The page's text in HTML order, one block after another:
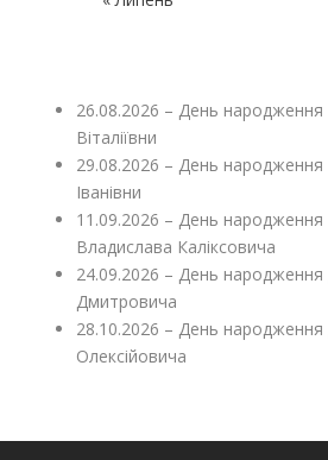
26.08.2026 – День народження
Віталіївни
29.08.2026 – День народження
Іванівни
11.09.2026 – День народження
Владислава Каліксовича
24.09.2026 – День народження
Дмитровича
28.10.2026 – День народження
Олексійовича